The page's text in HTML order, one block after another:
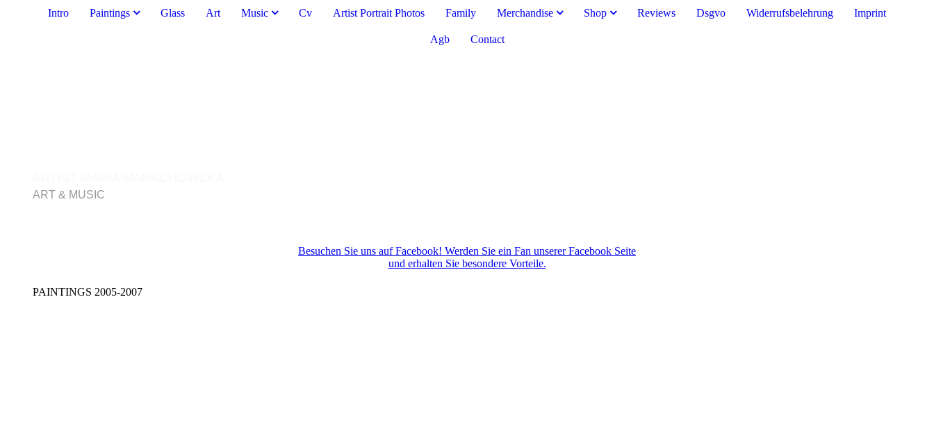
Intro Paintings Glass Art Music Cv Artist Portrait Photos Family Merchandise Shop Reviews Dsgvo Widerrufsbelehrung Imprint
Agb Contact
ART & MUSIC
Besuchen Sie uns auf Facebook! Werden Sie ein Fan unserer Facebook Seite
und erhalten Sie besondere Vorteile.
PAINTINGS 2005-2007